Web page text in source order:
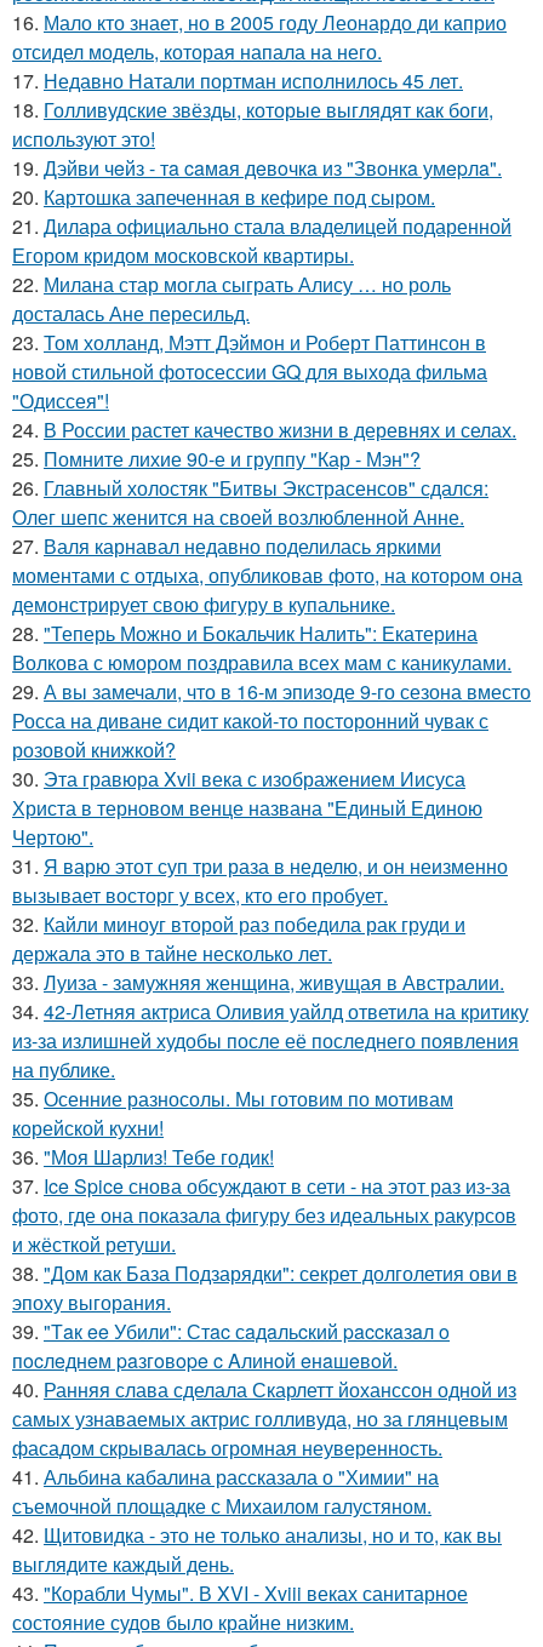
16. Мало кто знает, но в 2005 году Леонардо ди каприо
отсидел модель, которая напала на него.
17. Недавно Натали портман исполнилось 45 лет.
18. Голливудские звёзды, которые выглядят как боги,
используют это!
19. Дэйви чeйз - тa caмaя дeвoчкa из "Звoнкa умepлa".
20. Картошка запеченная в кефире под сыром.
21. Дилара официально стала владелицей подаренной
Егором кридом московской квартиры.
22. Милана стар могла сыграть Алису … но роль
досталась Ане пересильд.
23. Том холланд, Мэтт Дэймон и Роберт Паттинсон в
новой стильной фотосессии GQ для выхода фильма
"Одиссея"!
24. В России растет качество жизни в деревнях и селах.
25. Помните лихие 90-е и группу "Кар - Мэн"?
26. Главный холостяк "Битвы Экстрасенсов" сдался:
Олег шепс женится на своей возлюбленной Анне.
27. Валя карнавал недавно поделилась яркими
моментами с отдыха, опубликовав фото, на котором она
демонстрирует свою фигуру в купальнике.
28. "Теперь Можно и Бокальчик Налить": Екатерина
Волкова с юмором поздравила всех мам с каникулами.
29. А вы замечали, что в 16-м эпизоде 9-го сезона вместо
Росса на диване сидит какой-то посторонний чувак с
розовой книжкой?
30. Эта гравюра Xvii века с изображением Иисуса
Христа в терновом венце названа "Единый Единою
Чертою".
31. Я варю этот суп три раза в неделю, и он неизменно
вызывает восторг у всех, кто его пробует.
32. Кайли миноуг второй раз победила рак груди и
держала это в тайне несколько лет.
33. Луиза - замужняя женщина, живущая в Австралии.
34. 42-Летняя актриса Оливия уайлд ответила на критику
из-за излишней худобы после её последнего появления
на публике.
35. Осенние разносолы. Мы готовим по мотивам
корейской кухни!
36. "Моя Шарлиз! Тебе годик!
37. Ice Spice снова обсуждают в сети - на этот раз из-за
фото, где она показала фигуру без идеальных ракурсов
и жёсткой ретуши.
38. "Дом как База Подзарядки": секрет долголетия ови в
эпоху выгорания.
39. "Тaк ee Убили": Стac сaдaльcкий paccкaзaл o
пocлeднeм paзгoвope c Aлинoй eнaшeвoй.
40. Ранняя слава сделала Скарлетт йоханссон одной из
самых узнаваемых актрис голливуда, но за глянцевым
фасадом скрывалась огромная неуверенность.
41. Альбина кабалина рассказала о "Химии" на
съемочной площадке с Михаилом галустяном.
42. Щитовидка - это не только анализы, но и то, как вы
выглядите каждый день.
43. "Корабли Чумы". В XVI - Xviii веках санитарное
состояние судов было крайне низким.